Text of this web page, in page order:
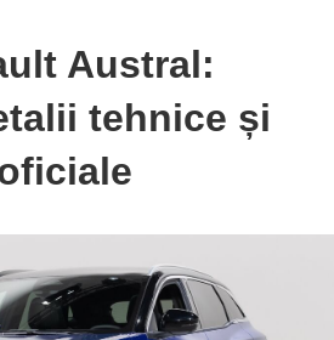
Austral:
tehnice și